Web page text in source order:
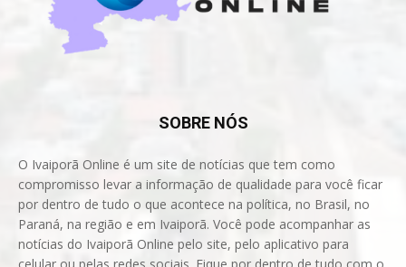
SOBRE NÓS
O Ivaiporã Online é um site de notícias que tem como
compromisso levar a informação de qualidade para você ficar
por dentro de tudo o que acontece na política, no Brasil, no
Paraná, na região e em Ivaiporã. Você pode acompanhar as
notícias do Ivaiporã Online pelo site, pelo aplicativo para